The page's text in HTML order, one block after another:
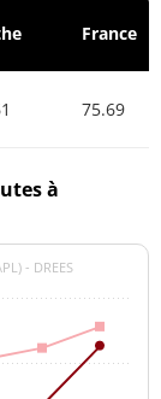
France
75.69
à
- DREES